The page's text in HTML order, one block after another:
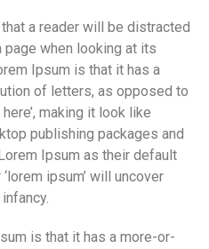
a reader will be distracted
page when looking at its
Ipsum is that it has a
of letters, as opposed to
making it look like
publishing packages and
Ipsum as their default
ipsum’ will uncover
is that it has a more-or-